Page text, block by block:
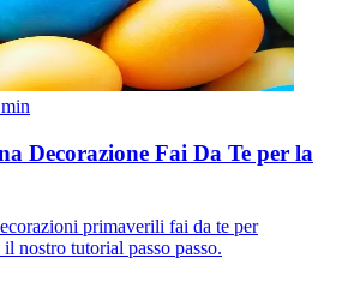
min
Decorazione Fai Da Te per la
primaverili fai da te per
nostro tutorial passo passo.